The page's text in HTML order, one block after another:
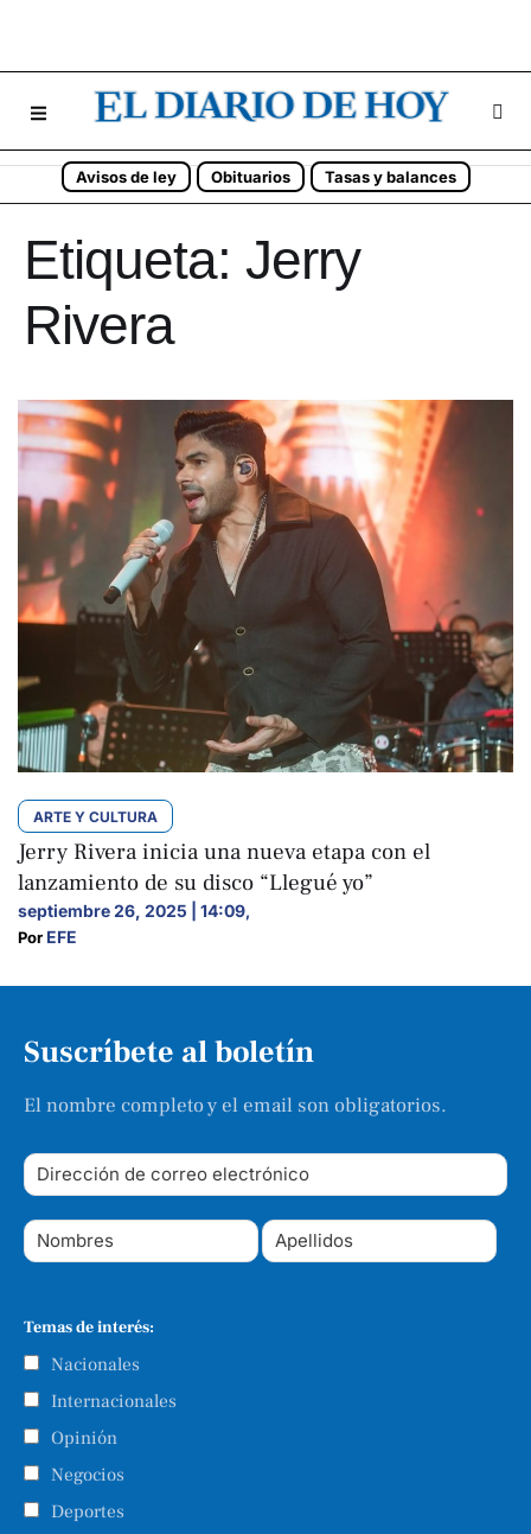
Avisos de ley Obituarios Tasas y balances
Etiqueta: Jerry
Rivera
ARTE Y CULTURA
Jerry Rivera inicia una nueva etapa con el
lanzamiento de su disco “Llegué yo”
septiembre 26, 2025 | 14:09,
Por EFE
Suscríbete al boletín
El nombre completo y el email son obligatorios.
Temas de interés:
Nacionales
Internacionales
Opinión
Negocios
Deportes